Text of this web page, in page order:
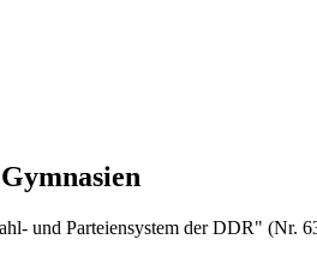
und Parteiensystem der DDR" (Nr.